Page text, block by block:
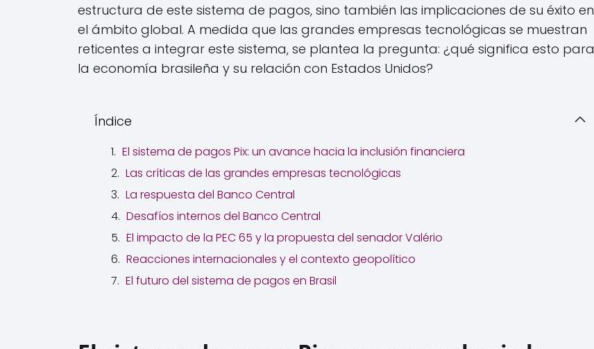
estructura de este sistema de pagos, sino también las implicaciones de su éxito en
el ámbito global. A medida que las grandes empresas tecnológicas se muestran
reticentes a integrar este sistema, se plantea la pregunta: ¿qué significa esto para
la economía brasileña y su relación con Estados Unidos?
Índice
El sistema de pagos Pix: un avance hacia la inclusión financiera
Las críticas de las grandes empresas tecnológicas
La respuesta del Banco Central
Desafíos internos del Banco Central
El impacto de la PEC 65 y la propuesta del senador Valério
Reacciones internacionales y el contexto geopolítico
El futuro del sistema de pagos en Brasil